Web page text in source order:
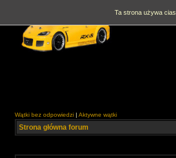
Wątki bez odpowiedzi | Aktywne wątki
Strona główna forum
Ta strona używa